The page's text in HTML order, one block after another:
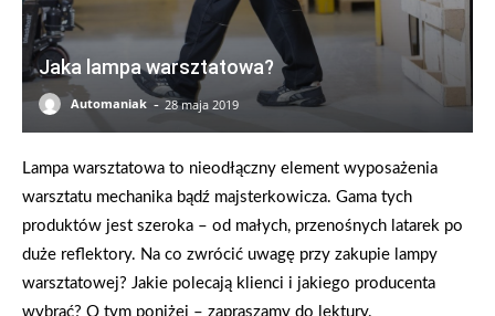
Jaka lampa warsztatowa?
Automaniak - 28 maja 2019
Lampa warsztatowa to nieodłączny element wyposażenia
warsztatu mechanika bądź majsterkowicza. Gama tych
produktów jest szeroka – od małych, przenośnych latarek po
duże reflektory. Na co zwrócić uwagę przy zakupie lampy
warsztatowej? Jakie polecają klienci i jakiego producenta
wybrać? O tym poniżej – zapraszamy do lektury.